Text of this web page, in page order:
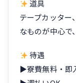
道具
テープカッター
なものが中心で
待遇
▶寮費無料・即